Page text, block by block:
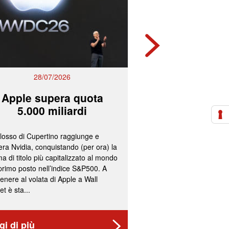
28/07/2026
Apple supera quota
5.000 miliardi
di Cupertino raggiunge e
Nvidia, conquistando (per ora) la
di titolo più capitalizzato al mondo
posto nell’indice S&P500. A
al volata di Apple a Wall
è sta...
di più
lavorano